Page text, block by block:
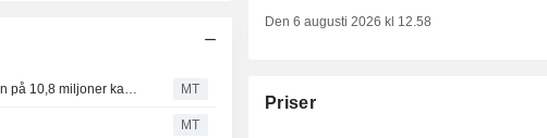
Gold Terra Resource stänger andra tranchen i nyemission på 10,8 miljoner kanadensiska dollar MT
MT
Den 6 augusti 2026 kl 12.58
Priser